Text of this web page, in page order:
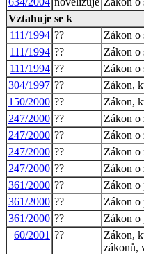
Vztahuje se k
111/1994 ??
Zákon o
111/1994 ??
Zákon o
111/1994 ??
Zákon o
304/1997 ??
Zákon,
150/2000 ??
Zákon,
247/2000 ??
Zákon o
247/2000 ??
Zákon o
247/2000 ??
Zákon o
247/2000 ??
Zákon o
361/2000 ??
Zákon o
361/2000 ??
Zákon o
361/2000 ??
Zákon o
60/2001 ??
Zákon,
zákonů,